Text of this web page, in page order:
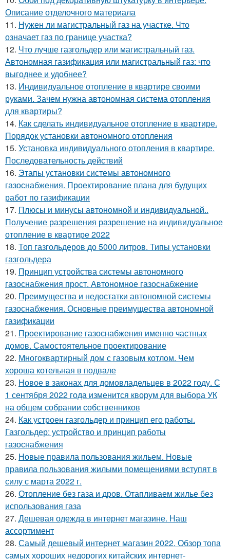
Описание отделочного материала
11. Нужен ли магистральный газ на участке. Что
означает газ по границе участка?
12. Что лучше газгольдер или магистральный газ.
Автономная газификация или магистральный газ: что
выгоднее и удобнее?
13. Индивидуальное отопление в квартире своими
руками. Зачем нужна автономная система отопления
для квартиры?
14. Как сделать индивидуальное отопление в квартире.
Порядок установки автономного отопления
15. Установка индивидуального отопления в квартире.
Последовательность действий
16. Этапы установки системы автономного
газоснабжения. Проектирование плана для будущих
работ по газификации
17. Плюсы и минусы автономной и индивидуальной..
Получение разрешения разрешение на индивидуальное
отопление в квартире 2022
18. Топ газгольдеров до 5000 литров. Типы установки
газгольдера
19. Принцип устройства системы автономного
газоснабжения прост. Автономное газоснабжение
20. Преимущества и недостатки автономной системы
газоснабжения. Основные преимущества автономной
газификации
21. Проектирование газоснабжения именно частных
домов. Самостоятельное проектирование
22. Многоквартирный дом с газовым котлом. Чем
хороша котельная в подвале
23. Новое в законах для домовладельцев в 2022 году. С
1 сентября 2022 года изменится кворум для выбора УК
на общем собрании собственников
24. Как устроен газгольдер и принцип его работы.
Газгольдер: устройство и принцип работы
газоснабжения
25. Новые правила пользования жильем. Новые
правила пользования жилыми помещениями вступят в
силу с марта 2022 г.
26. Отопление без газа и дров. Отапливаем жилье без
использования газа
27. Дешевая одежда в интернет магазине. Наш
ассортимент
28. Самый дешевый интернет магазин 2022. Обзор топа
самых хороших недорогих китайских интернет-